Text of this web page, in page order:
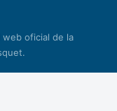
oficial de la